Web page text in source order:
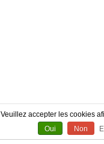
Veuillez accepter les cookies
Oui
Non